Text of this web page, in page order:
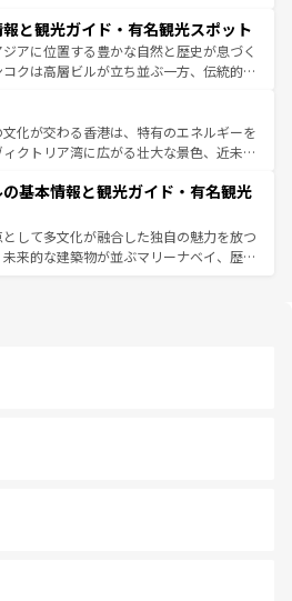
がら、韓国の多彩な魅力を心ゆくまで味
わってみてほしい。 なお、新着の韓国情報はコンテンツ一
い。
伝統が息づく。ハノイの古い町並みやホ
ンス統治時代の建物も、独特の雰囲気を
また、バラエティの豊かさとおいしさで
インミー、ベトナムコーヒーなどは、ぜ
い。どの地域を訪れてもあたたかい人々
くれるので、きっと忘れられない旅にな
。
と観光ガイド・有名観光スポット
アに位置する豊かな自然と歴史が息づく
クは高層ビルが立ち並ぶ一方、伝統的な
いる。北部ではチェンマイなどの山岳地
い、南部ではプーケットやクラビの美し
ト気分を楽しむことができる。タイ料理
年中温暖で、どの季節にも異なる楽しみ
しみやすいタイの人々、仏教を中心とし
様な観光資源が、訪れる旅人を魅了し続
、新着のタイ情報はコンテンツ一覧を参照して
化が交わる香港は、特有のエネルギーを
クトリア湾に広がる壮大な景色、近未来
も感動するはず。観光スポットが密集し
見どころを回れるのも魅力。息をのむよ
的な体験まで、香港を存分に楽しみ尽く
、新着の香港情報はコンテンツ一覧を参照して
基本情報と観光ガイド・有名観光
して多文化が融合した独自の魅力を放つ
来的な建築物が並ぶマリーナベイ、歴史
地元の風情を楽しめる外せないスポット